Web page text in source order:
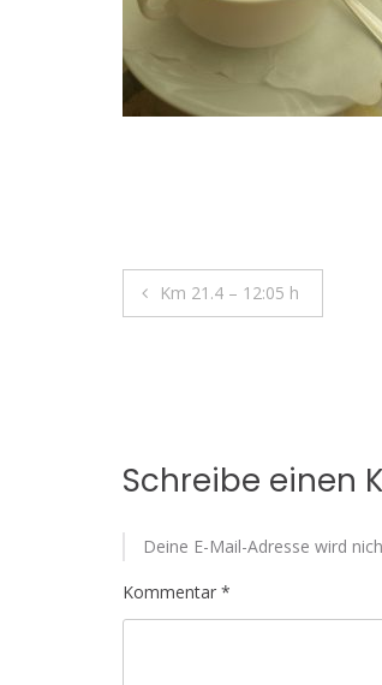
Km 21.4 – 12:05 h
Schreibe einen
Deine E-Mail-Adresse wird
Kommentar *